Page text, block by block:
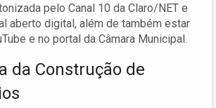
pelo Canal 10 da Claro/NET e
aberto digital, além de também estar
e no portal da Câmara Municipal.
da Construção de